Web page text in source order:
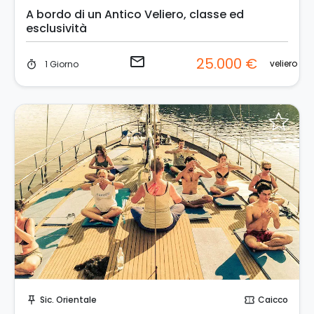
A bordo di un Antico Veliero, classe ed
esclusività
timer 1 Giorno email 25.000 € veliero
push_pin Sic. Orientale confirmation_number Caicco